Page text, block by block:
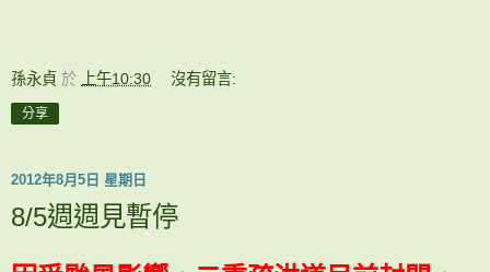
孫永貞 於 上午10:30 沒有留言:
分享
2012年8月5日 星期日
8/5週週見暫停